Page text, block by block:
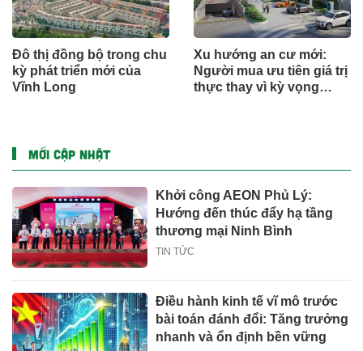
Đô thị đồng bộ trong chu
kỳ phát triển mới của
Vĩnh Long
Xu hướng an cư mới:
Người mua ưu tiên giá trị
thực thay vì kỳ vọng
MỚI CẬP NHẬT
Khởi công AEON Phủ Lý:
Hướng đến thúc đẩy hạ tầng
thương mại Ninh Bình
TIN TỨC
Điều hành kinh tế vĩ mô trước
bài toán đánh đổi: Tăng trưởng
nhanh và ổn định bền vững